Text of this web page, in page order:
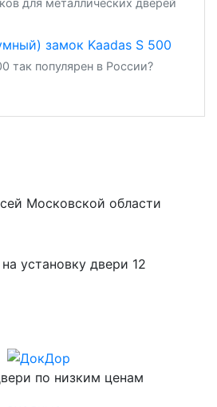
для металлических дверей
так популярен в России?
Московской области
установку двери 12
по низким ценам